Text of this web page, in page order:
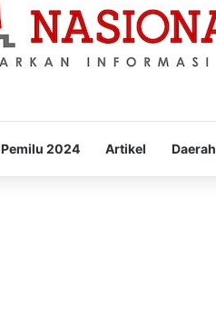
Pemilu 2024 Artikel Daerah